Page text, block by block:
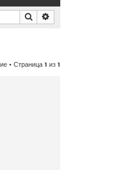
Поиск
• Страница1 из1